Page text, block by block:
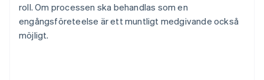
roll. Om processen ska behandlas som en
engångsföreteelse är ett muntligt medgivande också
möjligt.